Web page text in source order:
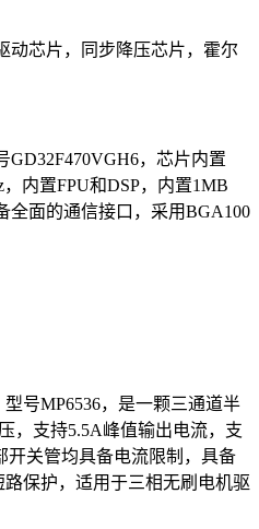
动芯片，同步降压芯片，霍尔
，芯片内置
内置FPU和DSP，内置1MB
全面的通信接口，采用BGA100
号MP6536，是一颗三通道半
，支持5.5A峰值输出电流，支
开关管均具备电流限制，具备
保护，适用于三相无刷电机驱